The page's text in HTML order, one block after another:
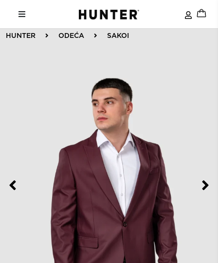
HUNTER ODEĆA SAKOI